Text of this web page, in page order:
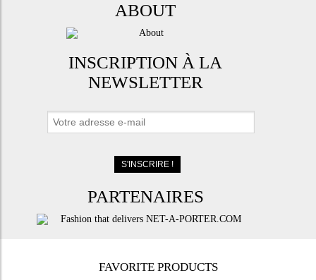
ABOUT
INSCRIPTION À LA
NEWSLETTER
PARTENAIRES
FAVORITE PRODUCTS